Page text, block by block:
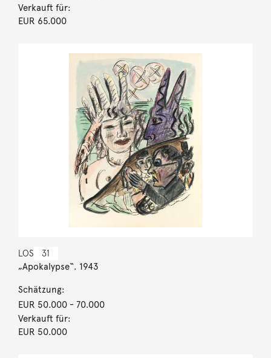
Verkauft für:
EUR 65.000
LOS 31
„Apokalypse“. 1943
Schätzung:
EUR 50.000- 70.000
Verkauft für:
EUR 50.000